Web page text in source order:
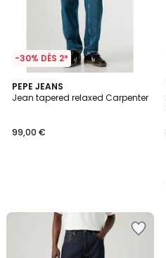
-30% DÈS 2*
PEPE JEANS
Jean tapered relaxed Carpenter
99,00 €